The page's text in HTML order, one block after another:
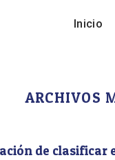
Inicio
ARCHIVOS
de clasificar